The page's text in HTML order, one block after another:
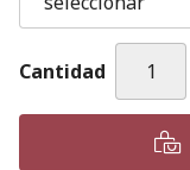
Cantidad